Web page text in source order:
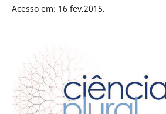
Acesso em: 16 fev.2015.